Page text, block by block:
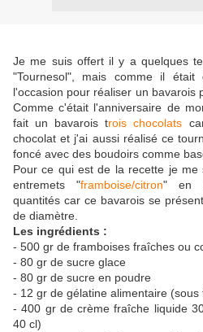
Je me suis offert il y a quelques
"Tournesol", mais comme il
l'occasion pour réaliser un bavarois
Comme c'était l'anniversaire de
fait un bavarois trois chocolats
chocolat et j'ai aussi réalisé ce
foncé avec des boudoirs comme
Pour ce qui est de la recette je
entremets "framboise/citron" en
quantités car ce bavarois se
de diamètre.
Les ingrédients :
- 500 gr de framboises fraîches ou
- 80 gr de sucre glace
- 80 gr de sucre en poudre
- 12 gr de gélatine alimentaire (sous
- 400 gr de crème fraîche liquide
40 cl)